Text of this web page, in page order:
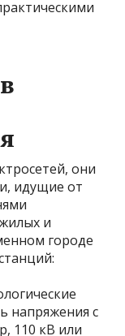
они
идущие от
и
городе
напряжения с
110 кВ или